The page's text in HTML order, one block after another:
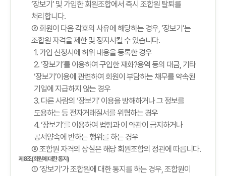
‘장보기’ 및 가입한 회원조합에서 즉시 조합원 탈퇴를
처리합니다.
② 회원이 다음 각호의 사유에 해당하는 경우, ‘장보기’는
조합원 자격을 제한 및 정지시킬 수 있습니다.
1. 가입 신청시에 허위 내용을 등록한 경우
2. ‘장보기’를 이용하여 구입한 재화?용역 등의 대금, 기타
‘장보기’이용에 관련하여 회원이 부담하는 채무를 약속된
기일에 지급하지 않는 경우
3. 다른 사람의 ‘장보기’ 이용을 방해하거나 그 정보를
도용하는 등 전자거래질서를 위협하는 경우
4. ‘장보기’를 이용하여 법령과 이 약관이 금지하거나
공서양속에 반하는 행위를 하는 경우
③ 조합원 자격의 상실은 해당 회원조합의 정관에 따릅니다.
제8조(회원에 대한 통지)
① ‘장보기’가 조합원에 대한 통지를 하는 경우, 조합원이